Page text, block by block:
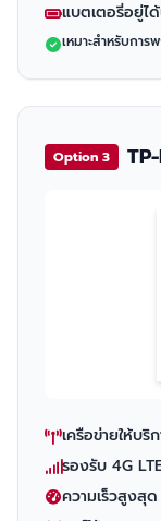
แบตเตอรี่อยู่ไ
เหมาะสำหรับกา
Option 3
เครือข่ายให้บริ
รองรับ 4G
ความเร็วสูงสุ